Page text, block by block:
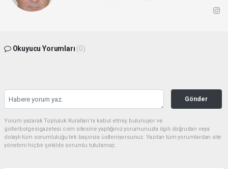
Okuyucu Yorumları (0)
Gönder
Yorum yazarak Topluluk Kuralları’nı kabul etmiş bulunuyor ve
gollerbolgesigazetesi.com sitesine yaptığınız yorumunuzla ilgili doğrudan veya
dolaylı tüm sorumluluğu tek başınıza üstleniyorsunuz. Yazılan tüm yorumlardan site
yönetimi hiçbir şekilde sorumlu tutulamaz.